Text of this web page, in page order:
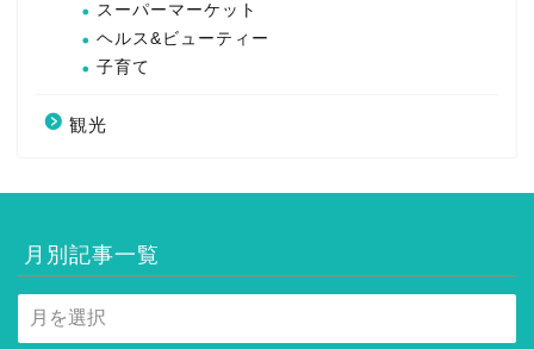
スーパーマーケット
ヘルス&ビューティー
子育て
観光
月別記事一覧
月
別